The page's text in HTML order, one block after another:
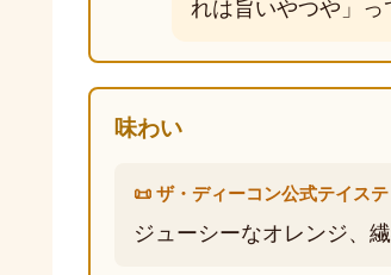
れは旨いやつや」っ
味わい
📜 ザ・ディーコン公式テイス
ジューシーなオレンジ、